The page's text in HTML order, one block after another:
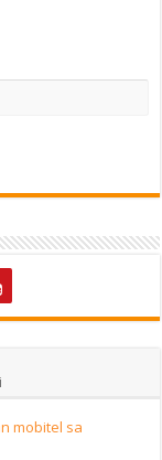
mobitel sa